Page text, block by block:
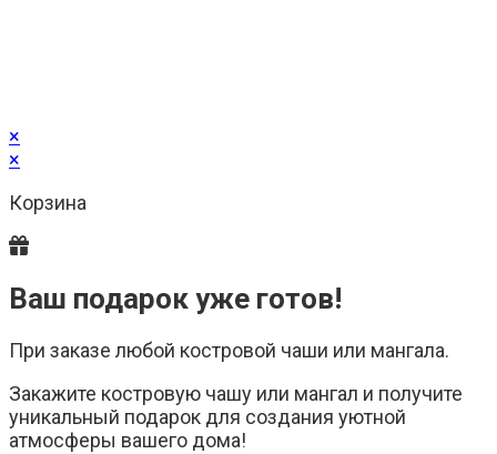
×
×
Корзина
Ваш подарок уже готов!
При заказе любой костровой чаши или мангала.
Закажите костровую чашу или мангал и получите
уникальный подарок для создания уютной
атмосферы вашего дома!